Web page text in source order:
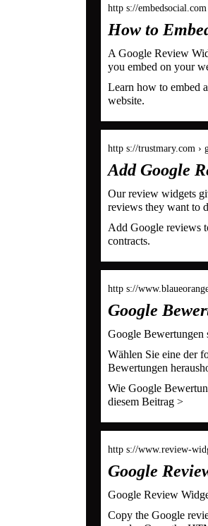
http s://embedsocial.com
How to
A Google Review
you embed on your
Learn how to embed
website.
http s://trustmary.com ›
Add Google
Our review widgets
reviews they want to
Add Google reviews
contracts.
http s://
Google
Google Bewertungen
Wählen Sie eine der
Bewertungen
Wie Google
diesem Beitrag >
http s://www.review-
Google
Google Review
Copy the Google